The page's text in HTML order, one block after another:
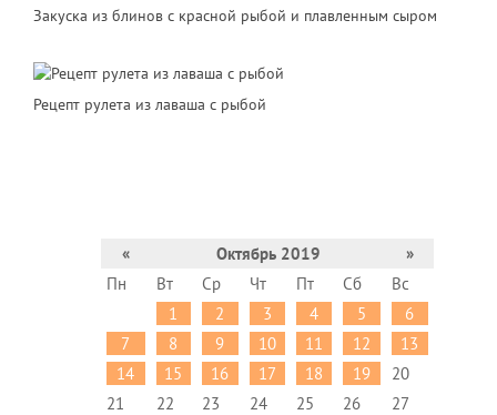
Закуска из блинов с красной рыбой и плавленным сыром
Рецепт рулета из лаваша с рыбой
« Октябрь 2019
»
Пн
Вт Ср Чт Пт Сб
Вс
1
2 3 4 5
6
7
8 9 10 11 12
13
14
15 16 17 18 19
20
21
22 23 24 25 26 27